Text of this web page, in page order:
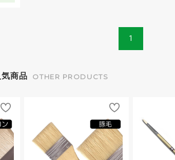
1
商品 OTHER PRODUCTS